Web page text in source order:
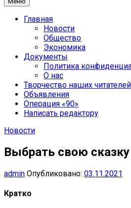
Главная
Новости
Общество
Экономика
Документы
Политика
О нас
Творчество наших читателей
Объявления
Операция «90»
Написать редактору
Новости
Выбрать свою
admin Опубликовано: 03.11.2021
Кратко